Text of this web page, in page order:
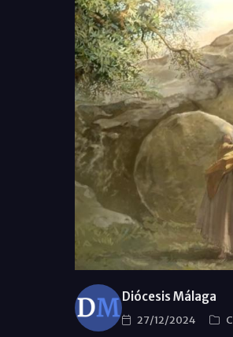
Diócesis Málaga
27/12/2024